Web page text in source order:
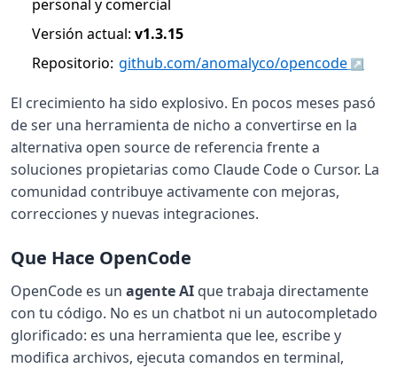
personal y comercial
Versión actual: v1.3.15
Repositorio: github.com/anomalyco/opencode
El crecimiento ha sido explosivo. En pocos meses pasó
de ser una herramienta de nicho a convertirse en la
alternativa open source de referencia frente a
soluciones propietarias como Claude Code o Cursor. La
comunidad contribuye activamente con mejoras,
correcciones y nuevas integraciones.
Que Hace OpenCode
OpenCode es un agente AI que trabaja directamente
con tu código. No es un chatbot ni un autocompletado
glorificado: es una herramienta que lee, escribe y
modifica archivos, ejecuta comandos en terminal,